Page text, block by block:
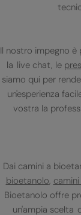
Il nostro impegno è
la live chat, le
siamo qui per
un'esperienza
vostra la
Dai camini a
bioetanolo,
Bioetanolo offre
un'ampia scelta